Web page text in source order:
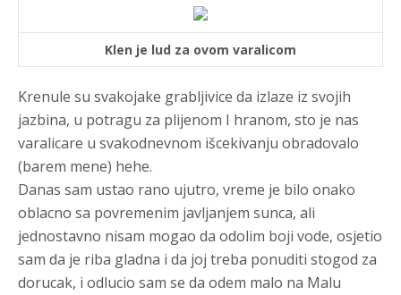
Klen je lud za ovom varalicom
Krenule su svakojake grabljivice da izlaze iz svojih
jazbina, u potragu za plijenom I hranom, sto je nas
varalicare u svakodnevnom išcekivanju obradovalo
(barem mene) hehe.
Danas sam ustao rano ujutro, vreme je bilo onako
oblacno sa povremenim javljanjem sunca, ali
jednostavno nisam mogao da odolim boji vode, osjetio
sam da je riba gladna i da joj treba ponuditi stogod za
dorucak, i odlucio sam se da odem malo na Malu